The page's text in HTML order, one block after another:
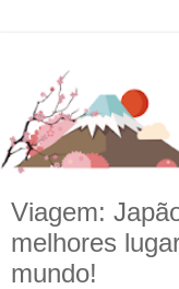
Viagem:
melhores
mundo!